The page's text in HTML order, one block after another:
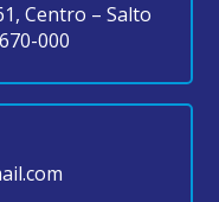
Centro – Salto
000